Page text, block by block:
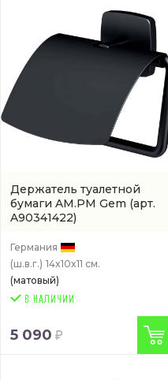
Держатель туалетной
бумаги AM.PM Gem (арт.
A90341422)
Германия
(ш.в.г.) 14x10x11 см.
(матовый)
5 090